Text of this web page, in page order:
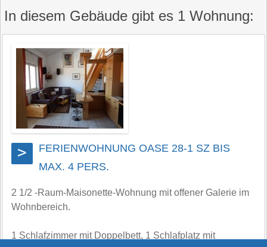
In diesem Gebäude gibt es 1 Wohnung:
>
FERIENWOHNUNG OASE 28-1 SZ BIS
MAX. 4 PERS.
2 1/2 -Raum-Maisonette-Wohnung mit offener Galerie im
Wohnbereich.
1 Schlafzimmer mit Doppelbett, 1 Schlafplatz mit